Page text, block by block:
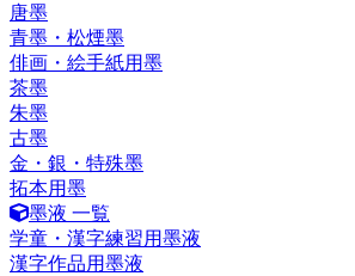
唐墨
青墨・松煙墨
俳画・絵手紙用墨
茶墨
朱墨
古墨
金・銀・特殊墨
拓本用墨
墨液 一覧
学童・漢字練習用墨液
漢字作品用墨液